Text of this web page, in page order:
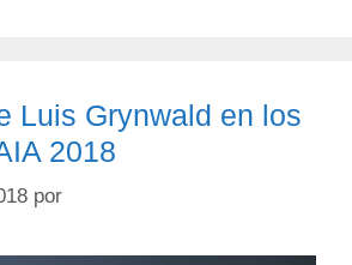
Luis Grynwald en los
2018
por